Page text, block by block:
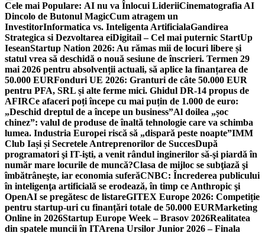
Cele mai Populare: AI nu va Înlocui LideriiCinematografia AI
Dincolo de Butonul MagicCum atragem un
InvestitorInformatica vs. Inteligenta ArtificialaGandirea
Strategica si Dezvoltarea eiDigitail – Cel mai puternic StartUp
IeseanStartup Nation 2026: Au rămas mii de locuri libere și
statul vrea să deschidă o nouă sesiune de înscrieri. Termen 29
mai 2026 pentru absolvenții actuali, să aplice la finanțarea de
50.000 EURFonduri UE 2026: Granturi de câte 50.000 EUR
pentru PFA, SRL și alte ferme mici. Ghidul DR-14 propus de
AFIRCe afaceri poți începe cu mai puțin de 1.000 de euro:
„Deschid dreptul de a începe un business”Al doilea „șoc
chinez”: valul de produse de înaltă tehnologie care va schimba
lumea. Industria Europei riscă să „dispară peste noapte”IMM
Club Iași și Secretele Antreprenorilor de SuccesDupă
programatori şi IT-işti, a venit rândul inginerilor să-şi piardă în
număr mare locurile de muncă?Clasa de mijloc se subţiază şi
îmbătrâneşte, iar economia suferăCNBC: Încrederea publicului
în inteligenţa artificială se erodează, în timp ce Anthropic şi
OpenAI se pregătesc de listareGITEX Europe 2026: Competiție
pentru startup-uri cu finanțări totale de 50.000 EURMarketing
Online in 2026Startup Europe Week – Brasov 2026Realitatea
din spatele muncii în ITArena Ursilor Junior 2026 – Finala